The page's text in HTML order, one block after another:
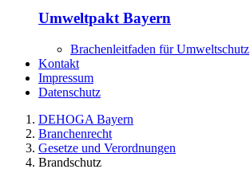
Umweltpakt Bayern
Brachenleitfaden für Umweltschutz
Kontakt
Impressum
Datenschutz
DEHOGA Bayern
Branchenrecht
Gesetze und Verordnungen
Brandschutz